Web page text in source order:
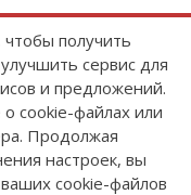
FinanceTimes
Роскомнадзоре
СМИ:
10 ноября 2023 г
получить
сервис для
и предложений.
cookie-файлах или
Продолжая
настроек, вы
cookie-файлов